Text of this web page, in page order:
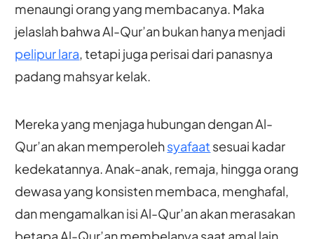
menaungi orang yang membacanya. Maka
jelaslah bahwa Al-Qur’an bukan hanya menjadi
pelipur lara, tetapi juga perisai dari panasnya
padang mahsyar kelak.
Mereka yang menjaga hubungan dengan Al-
Qur’an akan memperolehsyafaat sesuai kadar
kedekatannya. Anak-anak, remaja, hingga orang
dewasa yang konsisten membaca, menghafal,
dan mengamalkan isi Al-Qur’an akan merasakan